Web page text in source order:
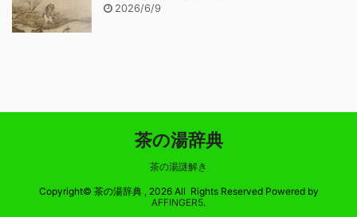
2026/6/9
茶の湯辞典
茶の湯謎解き
Copyright© 茶の湯辞典 , 2026 All Rights Reserved Powered by
AFFINGER5.